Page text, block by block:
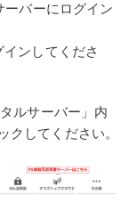
バーにログイン
ンしてくださ
ルサーバー」内
クしてください。